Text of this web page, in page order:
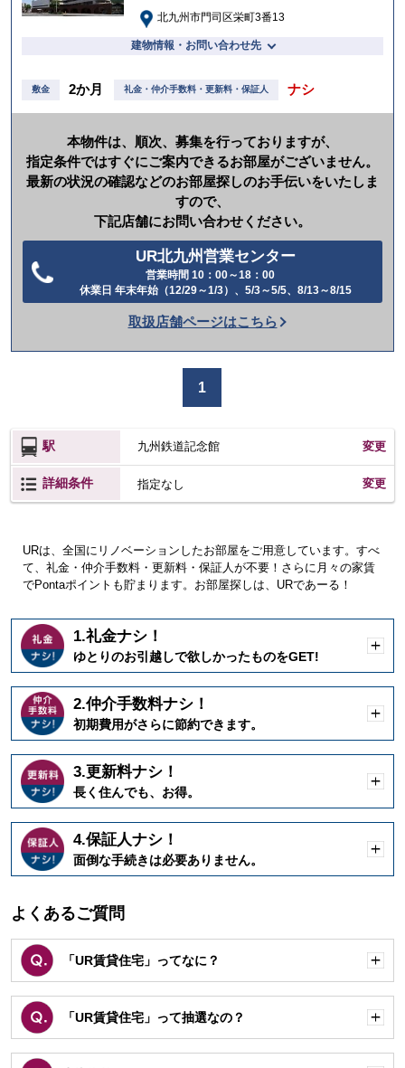
北九州市門司区栄町3番13
建物情報・お問い合わせ先
敷金 2か月 礼金・仲介手数料・更新料・保証人 ナシ
本物件は、順次、募集を行っておりますが、
指定条件ではすぐにご案内できるお部屋がございません。
最新の状況の確認などのお部屋探しのお手伝いをいたしま
すので、
下記店舗にお問い合わせください。
UR北九州営業センター
営業時間 10：00～18：00
休業日 年末年始（12/29～1/3）、5/3～5/5、8/13～8/15
話
か
取扱店舗ページはこちら
1
駅 九州鉄道記念館 変更
詳細条件 指定なし 変更
URは、全国にリノベーションしたお部屋をご用意しています。すべ
て、礼金・仲介手数料・更新料・保証人が不要！さらに月々の家賃
でPontaポイントも貯まります。お部屋探しは、URであーる！
1.礼金ナシ！
ゆとりのお引越しで欲しかったものをGET!
く
2.仲介手数料ナシ！
初期費用がさらに節約できます。
く
3.更新料ナシ！
長く住んでも、お得。
く
4.保証人ナシ！
面倒な手続きは必要ありません。
く
よくあるご質問
「UR賃貸住宅」ってなに？
く
「UR賃貸住宅」って抽選なの？
く